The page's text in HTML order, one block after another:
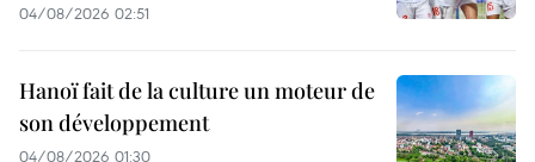
04/08/2026 02:51
Hanoï fait de la culture un moteur de
son développement
04/08/2026 01:30